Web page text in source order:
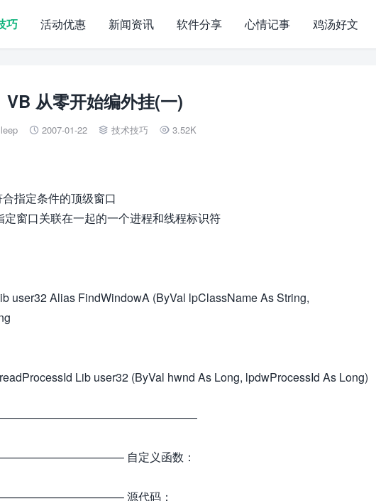
巧 活动优惠 新闻资讯 软件分享 心情记事 鸡汤好文
VB 从零开始编外挂(一)
 2007-01-22  技术技巧  3.52K
指定条件的顶级窗口
窗口关联在一起的一个进程和线程标识符
user32 Alias FindWindowA (ByVal lpClassName As String,
Lib user32 (ByVal hwnd As Long, lpdwProcessId As Long)
自定义函数：
源代码：